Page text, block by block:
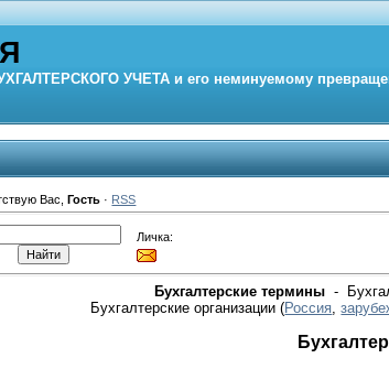
УЧЕТА и его неминуемому
Вас ,Гость · RSS
Личка:
Бухгалтерские термины-
Бухгалтерские организации (Россия ,